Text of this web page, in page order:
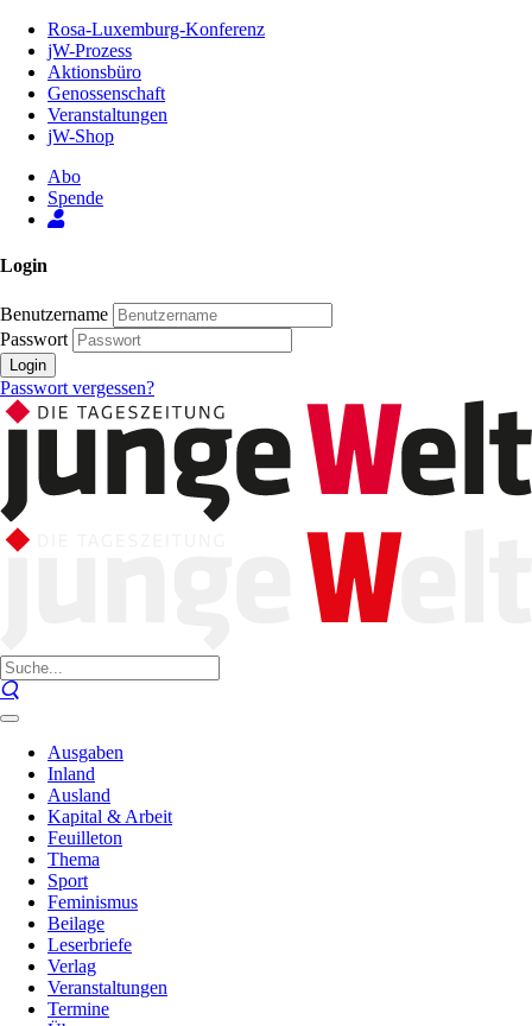
Inhalt
Seite
Rosa-Luxemburg-Konferenz
jW-Prozess
Aktionsbüro
Genossenschaft
Veranstaltungen
jW-Shop
Abo
Spende
Login
Benutzername
Passwort
Login
Passwort vergessen?
Ausgaben
Inland
Ausland
Kapital & Arbeit
Feuilleton
Thema
Sport
Feminismus
Beilage
Leserbriefe
Verlag
Veranstaltungen
Termine